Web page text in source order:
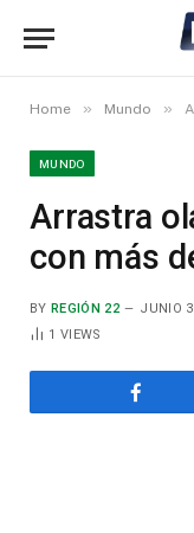
Home » Mundo »
MUNDO
Arrastra
con más
BY REGIÓN 22 JUNIO
1VIEWS